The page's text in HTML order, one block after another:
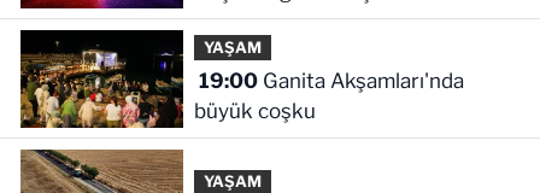
YAŞAM
19:00Ganita Akşamları'nda
büyük coşku
YAŞAM